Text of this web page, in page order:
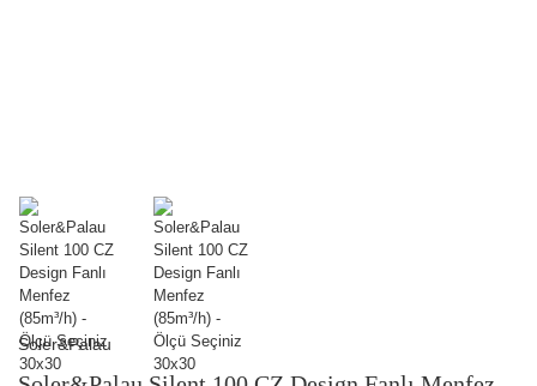
Soler&Palau